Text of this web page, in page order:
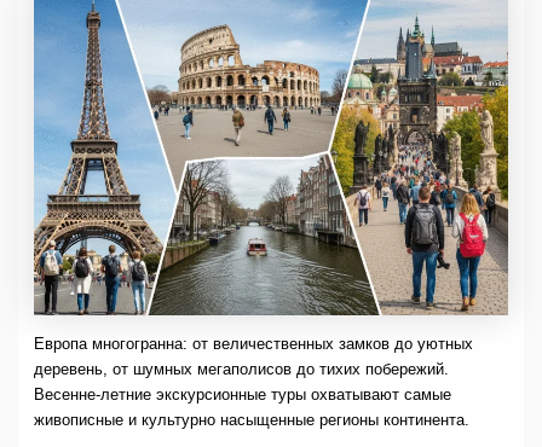
Европа многогранна: от величественных замков до уютных
деревень, от шумных мегаполисов до тихих побережий.
Весенне-летние экскурсионные туры охватывают самые
живописные и культурно насыщенные регионы континента.